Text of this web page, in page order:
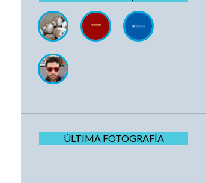
ÚLTIMA FOTOGRAFÍA